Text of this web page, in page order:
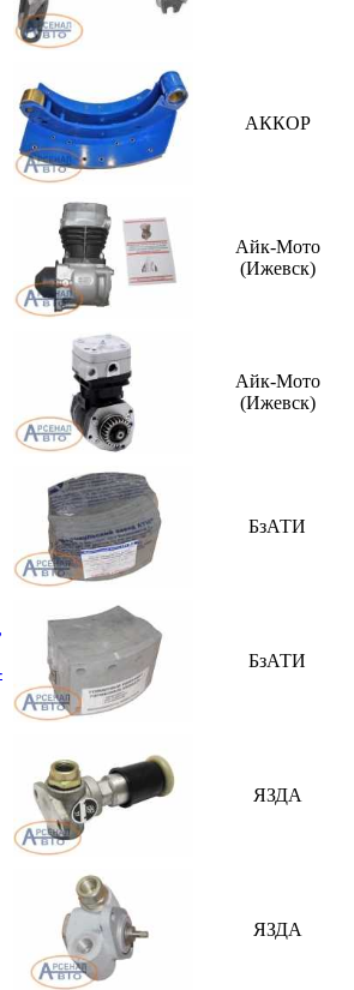
АККОР
Айк-Мото
(Ижевск)
Айк-Мото
(Ижевск)
БзАТИ
БзАТИ
ЯЗДА
ЯЗДА